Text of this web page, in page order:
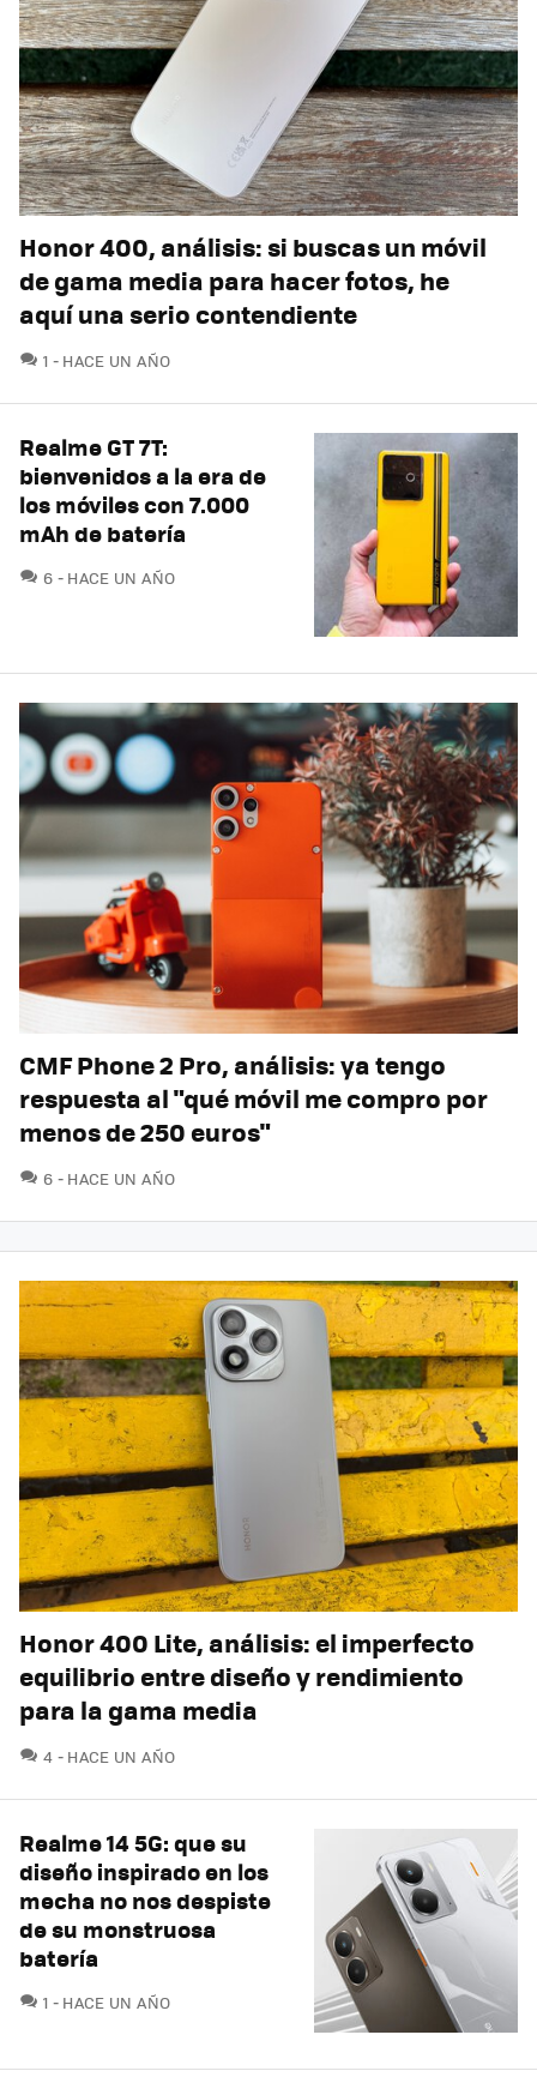
Honor 400, análisis: si buscas un móvil
de gama media para hacer fotos, he
aquí una serio contendiente
1 COMENTARIOS
HACE UN AÑO
Realme GT 7T:
bienvenidos a la era de
los móviles con 7.000
mAh de batería
6 COMENTARIOS
HACE UN AÑO
CMF Phone 2 Pro, análisis: ya tengo
respuesta al "qué móvil me compro por
menos de 250 euros"
6 COMENTARIOS
HACE UN AÑO
Honor 400 Lite, análisis: el imperfecto
equilibrio entre diseño y rendimiento
para la gama media
4 COMENTARIOS
HACE UN AÑO
Realme 14 5G: que su
diseño inspirado en los
mecha no nos despiste
de su monstruosa
batería
1 COMENTARIOS
HACE UN AÑO